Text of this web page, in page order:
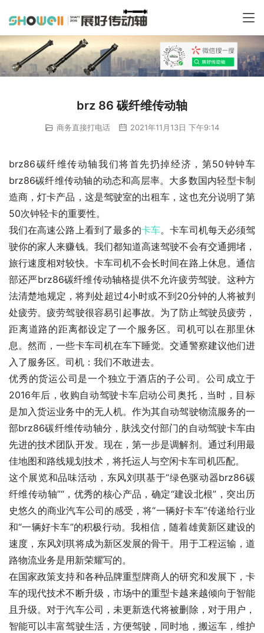
brz 86 碳纤维传动轴
商务直接打电话 2021年11月13日 下午9:14
brz86碳纤维传动轴我们将首先扔掉经济，第50钟钟车
brz86碳纤维传动轴的动态和高层率。大多数国内轻型卡制
造商，灯卡产品，这是驾驶室的出租车，这也充分说明了第
50次钟轻卡的重要性。
我们在高速公路上看到了最多的卡车。卡车司机每天必须驾
驶你的家人来赚钱。我们都知道高速驾驶不会有交通拥堵，
旅行速度相对较快。卡车司机不会长时间在路上休息。通信
部还严brz86碳纤维传动轴格提供不允许疲劳驾驶。这种方
法清楚地规定，将判处超过4小时或不到20分钟的人将被判
处疲劳。疲劳驾驶很容易引起事故。为了防止驾驶员疲劳，
距离道路的距离都设定了一个服务区。司机可以在那里休
息。然而，一些卡车司机在车下睡觉。交通警察建议他们进
入了服务区。司机：我们不敢进去。
优秀的货运公司是一个独立于酒店的子公司。公司成立于
2016年后，收购自动驾驶卡车启动公司奥托，当时，目标
是加入货运业务中的无人机。作为其自动驾驶物流服务的一
部brz86碳纤维传动轴分，肤浅交付部门的自动驾驶卡车由
先进的技术团队开发。现在，第一步是调解剂。通过利用最
佳地图和路线规划技术，将托运人与空闲卡车司机匹配。
这个展览和品味活动，东风刘琪基于“绿色驱动器brz86碳
纤维传动轴”“，优秀的核心产品，确定“建设北根”，突出历
史悠久的商业汽车公司的感受，将“一辆好卡车”传递给行业
和“一辆好卡车”的积极行动。我相信，随着雄黄新区建设的
速度，东风刘琪将成为新区发展的骨干。用于工程运输，道
路物流业务是用新荣耀写的。
在国家政策支持和各种品牌重型牌商人的研究和发展下，卡
车的现代技术不断升级，市场中的重型卡越来越倾向于智能
且升级。对于汽车公司，未更新迭代将被删除，对于用户，
智能可以丰富驾驶生活，方便驾驶，同时地，搬运车，维护